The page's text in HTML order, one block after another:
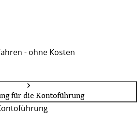
- ohne Kosten
für die Kontoführung